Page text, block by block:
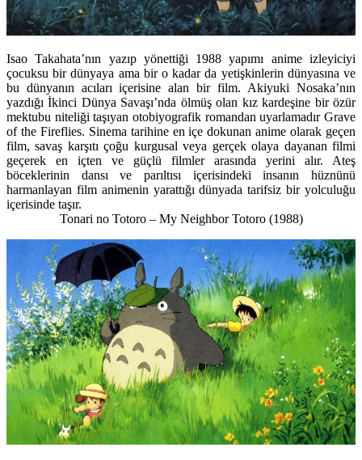
Isao Takahata’nın yazıp yönettiği 1988 yapımı anime izleyiciyi
çocuksu bir dünyaya ama bir o kadar da yetişkinlerin dünyasına ve
bu dünyanın acıları içerisine alan bir film. Akiyuki Nosaka’nın
yazdığı İkinci Dünya Savaşı’nda ölmüş olan kız kardeşine bir özür
mektubu niteliği taşıyan otobiyografik romandan uyarlamadır Grave
of the Fireflies. Sinema tarihine en içe dokunan anime olarak geçen
film, savaş karşıtı çoğu kurgusal veya gerçek olaya dayanan filmi
geçerek en içten ve güçlü filmler arasında yerini alır. Ateş
böceklerinin dansı ve parıltısı içerisindeki insanın hüznünü
harmanlayan film animenin yarattığı dünyada tarifsiz bir yolculuğu
içerisinde taşır.
Tonari no Totoro – My Neighbor Totoro (1988)